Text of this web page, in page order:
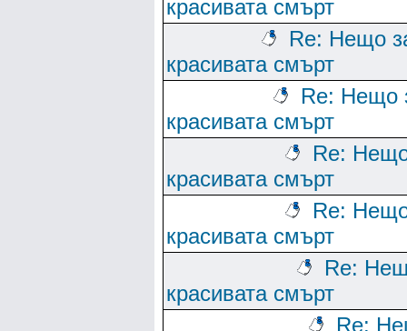
красивата смърт
Re: Нещо
красивата смърт
Re: Нещо
красивата смърт
Re:
красивата смърт
Re:
красивата смърт
Re:
красивата смърт
Re: